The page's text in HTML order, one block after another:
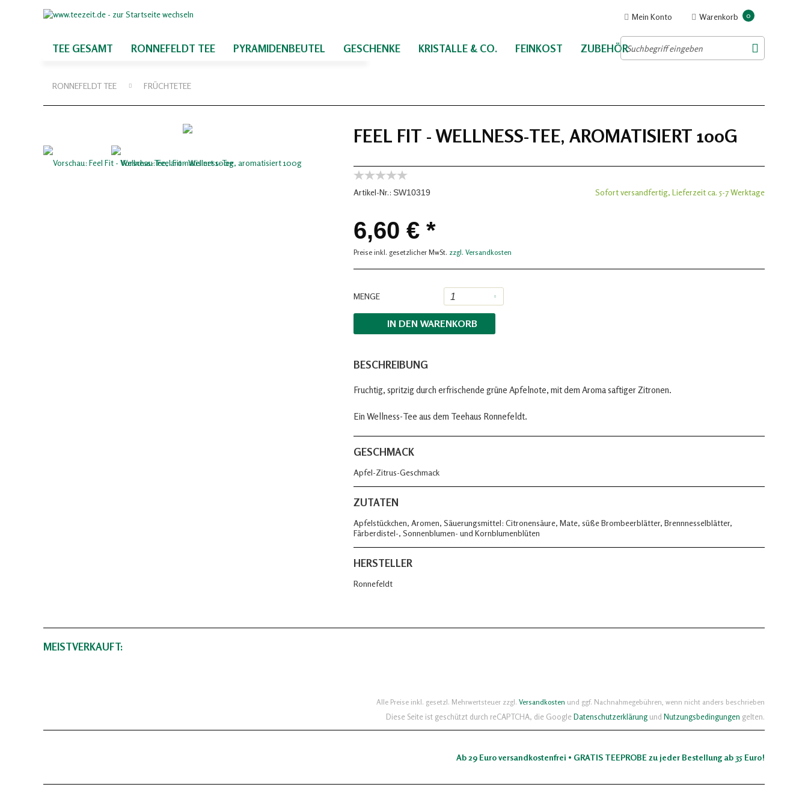
Warenkorb 0
Mein Konto
TEE GESAMT RONNEFELDT TEE PYRAMIDENBEUTEL GESCHENKE KRISTALLE & CO. FEINKOST ZUBEHÖR
RONNEFELDT TEE FRÜCHTETEE
FEEL FIT - WELLNESS-TEE, AROMATISIERT 100G
Artikel-Nr.: SW10319 Sofort versandfertig, Lieferzeit ca. 5-7 Werktage
6,60 € *
Preise inkl. gesetzlicher MwSt. zzgl. Versandkosten
MENGE
IN DEN WARENKORB
BESCHREIBUNG
Fruchtig, spritzig durch erfrischende grüne Apfelnote, mit dem Aroma saftiger Zitronen.
Ein Wellness-Tee aus dem Teehaus Ronnefeldt.
GESCHMACK
Apfel-Zitrus-Geschmack
ZUTATEN
Apfelstückchen, Aromen, Säuerungsmittel: Citronensäure, Mate, süße Brombeerblätter, Brennnesselblätter,
Färberdistel-, Sonnenblumen- und Kornblumenblüten
HERSTELLER
Ronnefeldt
MEISTVERKAUFT:
Alle Preise inkl. gesetzl. Mehrwertsteuer zzgl. Versandkosten und ggf. Nachnahmegebühren, wenn nicht anders beschrieben
Diese Seite ist geschützt durch reCAPTCHA, die GoogleDatenschutzerklärungund Nutzungsbedingungen gelten.
Ab 29 Euro versandkostenfrei • GRATIS TEEPROBE zu jeder Bestellung ab 35 Euro!